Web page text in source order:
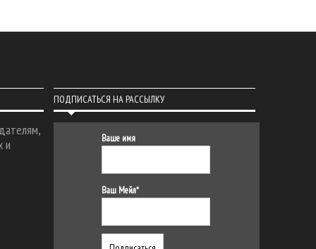
и
ПОДПИСАТЬСЯ НА РАССЫЛКУ
Ваше имя
Ваш Мейл*